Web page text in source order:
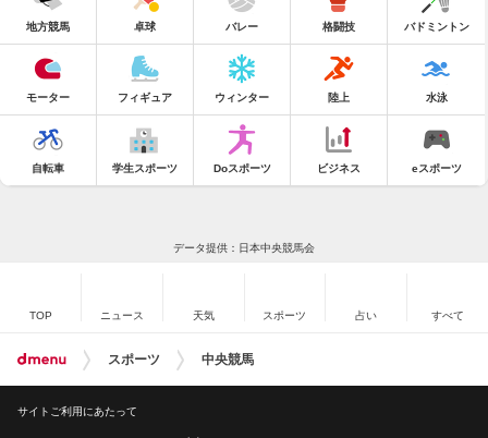
地方競馬 卓球 バレー 格闘技 バドミントン
モーター フィギュア ウィンター 陸上 水泳
自転車 学生スポーツ Doスポーツ ビジネス eスポーツ
データ提供：日本中央競馬会
TOP ニュース 天気 スポーツ 占い すべて
スポーツ 中央競馬
サイトご利用にあたって